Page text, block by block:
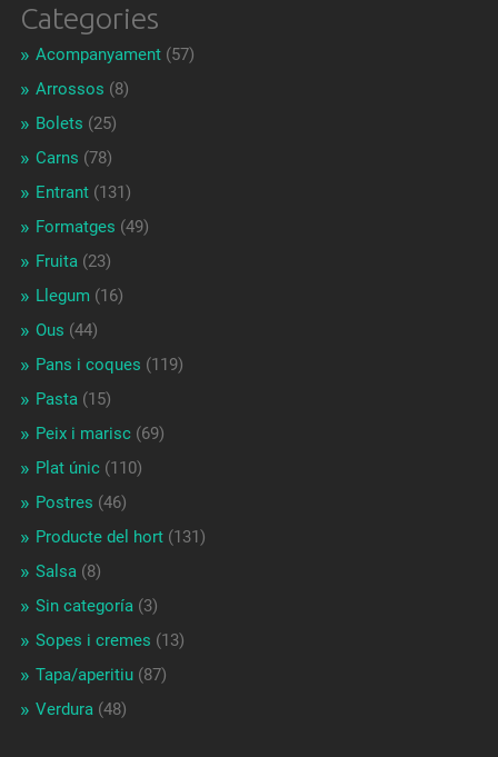
Categories
Acompanyament(57)
Arrossos (8)
Bolets (25)
Carns (78)
Entrant(131)
Formatges (49)
Fruita(23)
Llegum (16)
Ous (44)
Pans i coques (119)
Pasta(15)
Peix i marisc(69)
Plat únic(110)
Postres (46)
Producte del hort(131)
Salsa(8)
Sin categoría(3)
Sopes i cremes (13)
Tapa/aperitiu(87)
Verdura(48)